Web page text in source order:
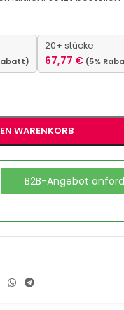
20+ stücke
67,77 € (5%
WARENKORB
B2B-Angebot